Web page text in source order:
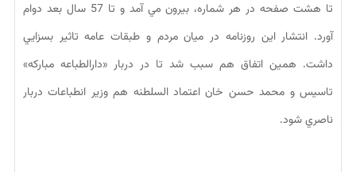
تا هشت صفحه در هر شماره، بيرون مي آمد و تا 57 سال بعد دوام
آورد. انتشار اين روزنامه در ميان مردم و طبقات عامه تاثير بسزايي
داشت. همين اتفاق هم سبب شد تا در دربار «دارالطباعه مباركه»
تاسيس و محمد حسن خان اعتماد السلطنه هم وزير انطباعات دربار
ناصري شود.